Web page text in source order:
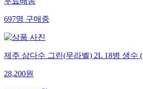
무료배송
697명구매중
제주 삼다수 그린(무라벨) 2L 18병 생수
28,200원